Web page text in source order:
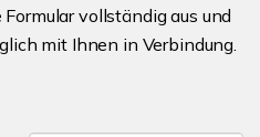
vollständig aus und
mit Ihnen in Verbindung.